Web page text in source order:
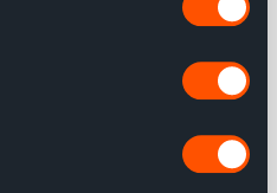
Gerichte cookies: Deze
heeft bezocht en de links die
op uw
de verslagen van onze
compilatie van Haxx on the